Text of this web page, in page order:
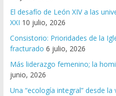
El desafío de León XIV a las
XXI 10 julio, 2026
Consistorio: Prioridades de la
fracturado 6 julio, 2026
Más liderazgo femenino; la
junio, 2026
Una “ecología integral” desde la